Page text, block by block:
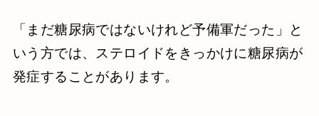
「まだ糖尿病ではないけれど予備軍だった」と
いう方では、ステロイドをきっかけに糖尿病が
発症することがあります。